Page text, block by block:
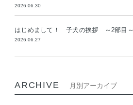
2026.06.30
はじめまして！ 子犬の挨拶 ～2部目～
2026.06.27
ARCHIVE 月別アーカイブ